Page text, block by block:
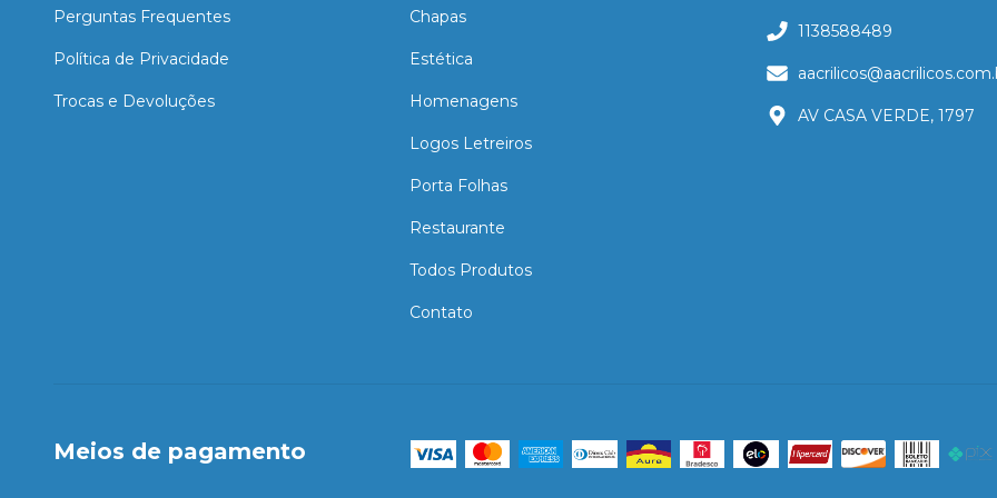
Perguntas Frequentes
Política de Privacidade
Trocas e Devoluções
Chapas
Estética
Homenagens
Logos Letreiros
Porta Folhas
Restaurante
Todos Produtos
Contato
1138588489
AV CASA VERDE, 1797
Meios de pagamento